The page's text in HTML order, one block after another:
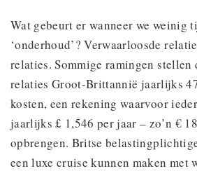
Wat gebeurt er wanneer we weinig
‘onderhoud’? Verwaarloosde
relaties. Sommige ramingen stellen
relaties Groot-Brittannië jaarlijks
kosten, een rekening waarvoor
jaarlijks £ 1,546 per jaar – zo’n €
opbrengen. Britse
een luxe cruise kunnen maken